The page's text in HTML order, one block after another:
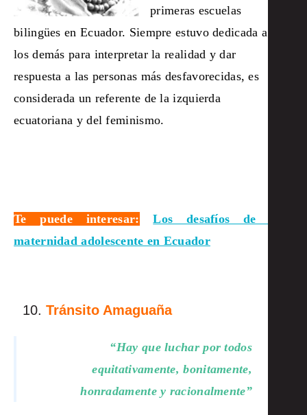
primeras escuelas
bilingües en Ecuador. Siempre estuvo dedicada a
los demás para interpretar la realidad y dar
respuesta a las personas más desfavorecidas, es
considerada un referente de la izquierda
ecuatoriana y del feminismo.
Te puede interesar:
Los desafíos de la
maternidad adolescente en Ecuador
Tránsito Amaguaña
“Hay que luchar por todos
equitativamente, bonitamente,
honradamente y racionalmente”